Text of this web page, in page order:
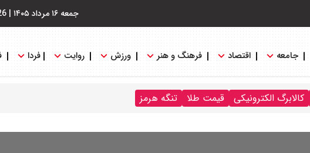
جمعه ۱۶ مرداد ۱۴۰۵ |
جامعه اقتصاد فرهنگ و هنر ورزش روایت فردا
کالابرگ الکترونیکی قیمت طلا تنگه هرمز